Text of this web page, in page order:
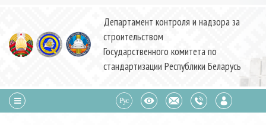
Департамент контроля и надзора за
строительством
Государственного комитета по
стандартизации Республики Беларусь